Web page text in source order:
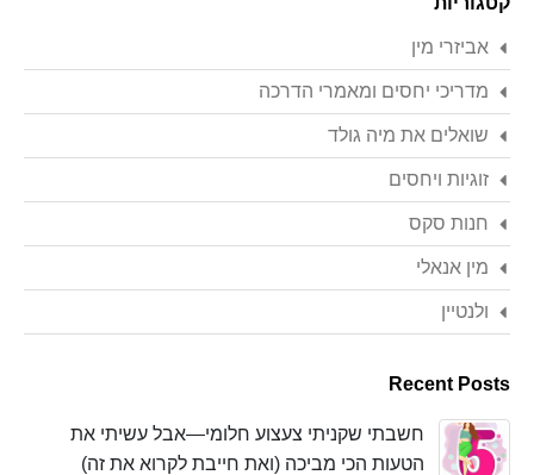
אביזרי מין
מדריכי יחסים ומאמרי הדרכה
שואלים את מיה גולד
זוגיות ויחסים
חנות סקס
מין אנאלי
ולנטיין
Recent Posts
חשבתי שקניתי צעצוע חלומי—אבל עשיתי את
הטעות הכי מביכה (ואת חייבת לקרוא את זה)